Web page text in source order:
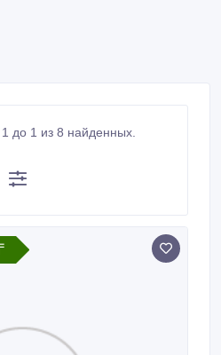
до 1 из 8 найденных.